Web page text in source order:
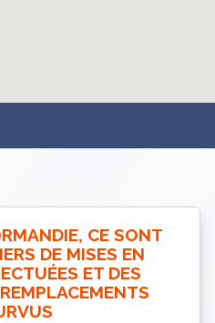
CE SONT
DE MISES EN
ET DES